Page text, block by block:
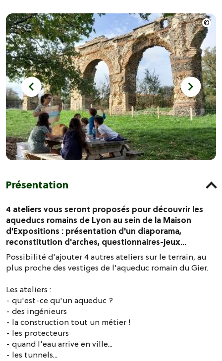
Présentation
4 ateliers vous seront proposés pour découvrir les
aqueducs romains de Lyon au sein de la Maison
d'Expositions : présentation d'un diaporama,
reconstitution d'arches, questionnaires-jeux...
Possibilité d'ajouter 4 autres ateliers sur le terrain, au
plus proche des vestiges de l'aqueduc romain du Gier.
Les ateliers :
- qu'est-ce qu'un aqueduc ?
- des ingénieurs
- la construction tout un métier !
- les protecteurs
- quand l'eau arrive en ville...
- les tunnels...